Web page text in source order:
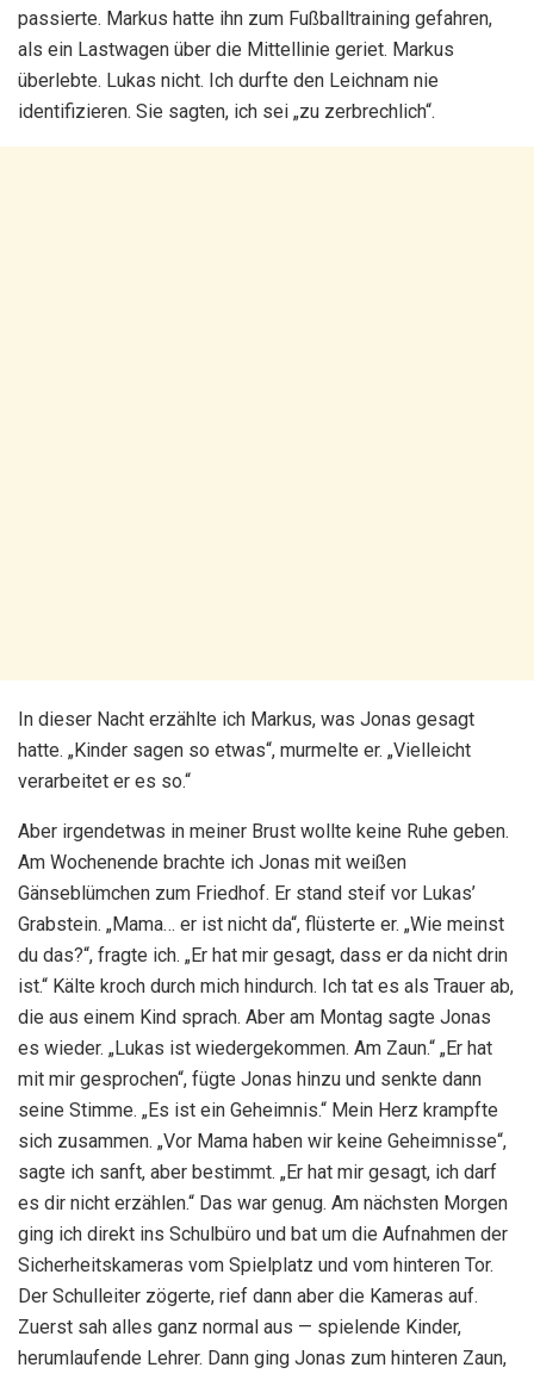
passierte. Markus hatte ihn zum Fußballtraining gefahren,
als ein Lastwagen über die Mittellinie geriet. Markus
überlebte. Lukas nicht. Ich durfte den Leichnam nie
identifizieren. Sie sagten, ich sei „zu zerbrechlich“.
In dieser Nacht erzählte ich Markus, was Jonas gesagt
hatte. „Kinder sagen so etwas“, murmelte er. „Vielleicht
verarbeitet er es so.“
Aber irgendetwas in meiner Brust wollte keine Ruhe geben.
Am Wochenende brachte ich Jonas mit weißen
Gänseblümchen zum Friedhof. Er stand steif vor Lukas’
Grabstein. „Mama… er ist nicht da“, flüsterte er. „Wie meinst
du das?“, fragte ich. „Er hat mir gesagt, dass er da nicht drin
ist.“ Kälte kroch durch mich hindurch. Ich tat es als Trauer ab,
die aus einem Kind sprach. Aber am Montag sagte Jonas
es wieder. „Lukas ist wiedergekommen. Am Zaun.“ „Er hat
mit mir gesprochen“, fügte Jonas hinzu und senkte dann
seine Stimme. „Es ist ein Geheimnis.“ Mein Herz krampfte
sich zusammen. „Vor Mama haben wir keine Geheimnisse“,
sagte ich sanft, aber bestimmt. „Er hat mir gesagt, ich darf
es dir nicht erzählen.“ Das war genug. Am nächsten Morgen
ging ich direkt ins Schulbüro und bat um die Aufnahmen der
Sicherheitskameras vom Spielplatz und vom hinteren Tor.
Der Schulleiter zögerte, rief dann aber die Kameras auf.
Zuerst sah alles ganz normal aus — spielende Kinder,
herumlaufende Lehrer. Dann ging Jonas zum hinteren Zaun,